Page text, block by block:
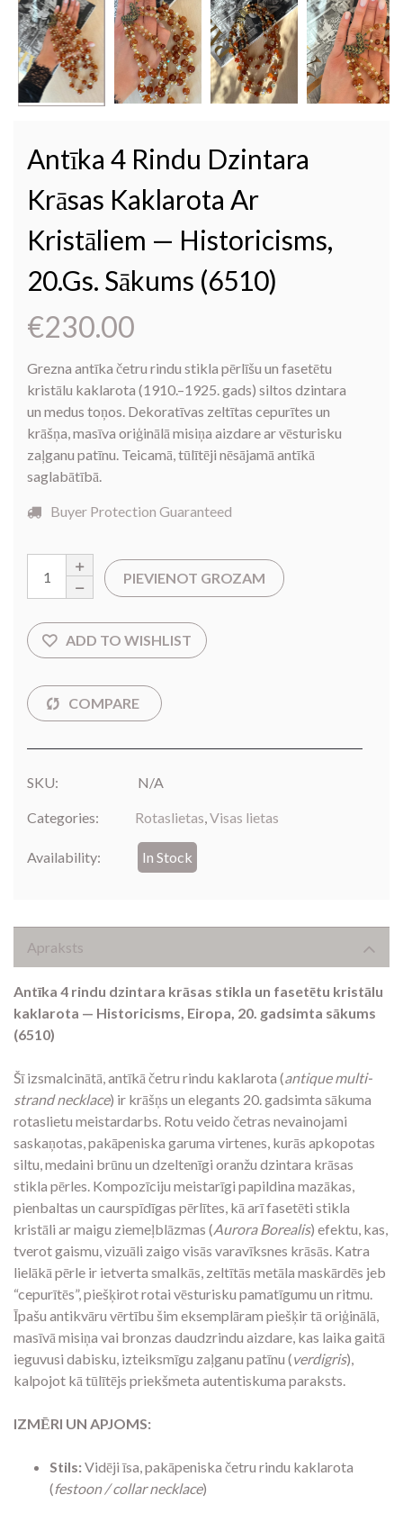
Antīka 4 Rindu Dzintara
Krāsas Kaklarota Ar
Kristāliem — Historicisms,
20.gs. Sākums (6510)
€230.00
Grezna antīka četru rindu stikla pērlīšu un fasetētu
kristālu kaklarota (1910.–1925. gads) siltos dzintara
un medus toņos. Dekoratīvas zeltītas cepurītes un
krāšņa, masīva oriģinālā misiņa aizdare ar vēsturisku
zaļganu patīnu. Teicamā, tūlītēji nēsājamā antīkā
saglabātībā.
Buyer Protection Guaranteed
PIEVIENOT GROZAM
SKU: N/A
Categories: Rotaslietas,Visas lietas
Availability: In Stock
Apraksts
Antīka 4 rindu dzintara krāsas stikla un fasetētu kristālu
kaklarota — Historicisms, Eiropa, 20. gadsimta sākums
(6510)
Šī izsmalcinātā, antīkā četru rindu kaklarota (antique multi-
strand necklace) ir krāšņs un elegants 20. gadsimta sākuma
rotaslietu meistardarbs. Rotu veido četras nevainojami
saskaņotas, pakāpeniska garuma virtenes, kurās apkopotas
siltu, medaini brūnu un dzeltenīgi oranžu dzintara krāsas
stikla pērles. Kompozīciju meistarīgi papildina mazākas,
pienbaltas un caurspīdīgas pērlītes, kā arī fasetēti stikla
kristāli ar maigu ziemeļblāzmas (Aurora Borealis) efektu, kas,
tverot gaismu, vizuāli zaigo visās varavīksnes krāsās. Katra
lielākā pērle ir ietverta smalkās, zeltītās metāla maskārdēs jeb
“cepurītēs”, piešķirot rotai vēsturisku pamatīgumu un ritmu.
Īpašu antikvāru vērtību šim eksemplāram piešķir tā oriģinālā,
masīvā misiņa vai bronzas daudzrindu aizdare, kas laika gaitā
ieguvusi dabisku, izteiksmīgu zaļganu patīnu (verdigris),
kalpojot kā tūlītējs priekšmeta autentiskuma paraksts.
IZMĒRI UN APJOMS:
Stils:Vidēji īsa, pakāpeniska četru rindu kaklarota
(festoon / collar necklace)